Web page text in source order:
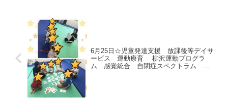
6月25日☆児童発達支援 放課後等デイサ
ービス 運動療育 柳沢運動プログラ
ム 感覚統合 自閉症スペクトラム Ａ